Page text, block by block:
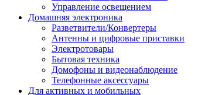
Управление освещением
Домашняя электроника
Разветвители/Конвертеры
Антенны и цифровые приставки
Электротовары
Бытовая техника
Домофоны и видеонаблюдение
Телефонные аксессуары
Для активных и мобильных